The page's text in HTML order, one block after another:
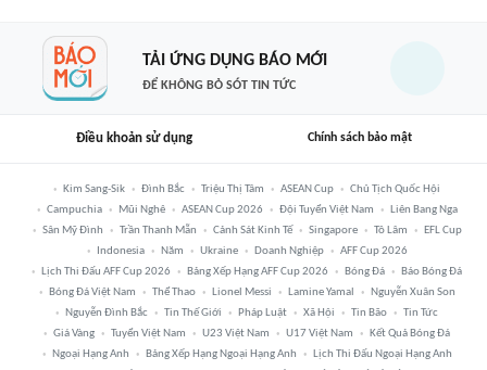
TẢI ỨNG DỤNG BÁO MỚI
ĐỂ KHÔNG BỎ SÓT TIN TỨC
Điều khoản sử dụng Chính sách bảo mật
Kim Sang-Sik Đình Bắc Triệu Thị Tâm ASEAN Cup
Chủ Tịch Quốc Hội
Campuchia
Mũi Nghê ASEAN Cup 2026 Đội Tuyển Việt Nam
Liên Bang Nga
Sân Mỹ Đình
Trần Thanh Mẫn Cảnh Sát Kinh Tế Singapore Tô Lâm
EFL Cup
Indonesia
Năm Ukraine Doanh Nghiệp
AFF Cup 2026
Lịch Thi Đấu AFF Cup 2026
Bảng Xếp Hạng AFF Cup 2026 Bóng Đá
Báo Bóng Đá
Bóng Đá Việt Nam
Thể Thao Lionel Messi Lamine Yamal
Nguyễn Xuân Son
Nguyễn Đình Bắc
Tin Thế Giới Pháp Luật Xã Hội Tin Bão
Tin Tức
Giá Vàng
Tuyển Việt Nam U23 Việt Nam U17 Việt Nam
Kết Quả Bóng Đá
Ngoại Hạng Anh
Bảng Xếp Hạng Ngoại Hạng Anh
Lịch Thi Đấu Ngoại Hạng Anh